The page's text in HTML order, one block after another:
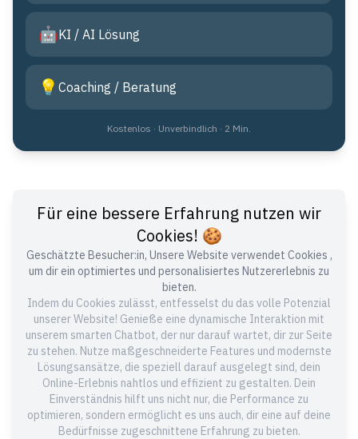
🤖KI / AI Lösung
💡 Coaching / Beratung
Kostenlos · Unverbindlich · 2 Min.
Für eine bessere Erfahrung nutzen wir
Cookies! 🍪
Geschätzte Besucher:in, Unsere Website verwendet Cookies ,
um dir ein optimiertes und personalisiertes Nutzererlebnis zu
bieten.
Indem du Cookies zulässt, entfesselst du das volle Potenzial
unserer Website! Genieße eine dynamische Interaktion mit
unserem smarten Chatbot, der nur darauf wartet, dir zur Seite
zu stehen. Nutze maßgeschneiderte Features und modernste
Lösungsansätze, die speziell darauf ausgelegt sind, dein
Online-Erlebnis nahtlos und effizient zu gestalten. Dein
Einverständnis hilft uns nicht nur, die Performance zu
optimieren, sondern ermöglicht es uns auch, dir eine auf deine
Bedürfnisse zugeschnittene Erfahrung zu bieten.
Expertise im Software-Entwicklungsbereich
Seit 2012 bieten wir maßgeschneiderte Lösungen für alle, die Wert
auf individuelle Softwarelösungen legen. Ob in den Bereichen
Elektrische Energietechnik, Logistik, B2B Shops, Banking und vielen
anderen - bei uns bist Du richtig. Unsere profunde Marktkenntnis im
Raum Würzburg steht für Qualität und Expertise.
Qualität im Vordergrund
Wenn Du bei uns Deine Software entwickeln lässt, garantieren wir
höchste Qualitätsstandards. Mit modernsten Technologien und der
AWS Cloud setzen wir Deine Visionen in die Realität um. Durch unsere